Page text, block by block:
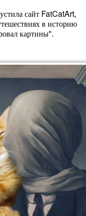
сайт FatCatArt,
в историю
картины".